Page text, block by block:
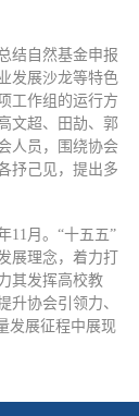
结自然基金申报
发展沙龙等特色
工作组的运行方
文超、田劼、郭
人员，围绕协会
抒己见，提出多
11月。“十五五”
展理念，着力打
其发挥高校教
升协会引领力、
发展征程中展现